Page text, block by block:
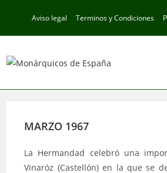
contenido
Aviso legal Terminos y Condiciones
MARZO 1967
La Hermandad celebró una
Vinaróz (Castellón) en la que se